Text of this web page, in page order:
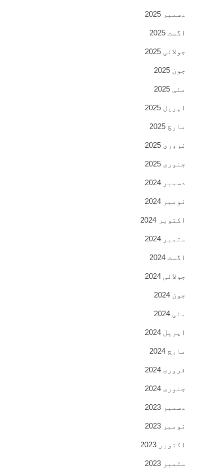
دسمبر 2025
اگست 2025
جولائی 2025
جون 2025
مئی 2025
اپریل 2025
مارچ 2025
فروری 2025
جنوری 2025
دسمبر 2024
نومبر 2024
اکتوبر 2024
ستمبر 2024
اگست 2024
جولائی 2024
جون 2024
مئی 2024
اپریل 2024
مارچ 2024
فروری 2024
جنوری 2024
دسمبر 2023
نومبر 2023
اکتوبر 2023
ستمبر 2023